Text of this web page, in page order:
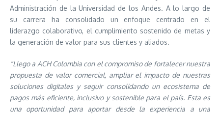
Administración de la Universidad de los Andes. A lo largo de
su carrera ha consolidado un enfoque centrado en el
liderazgo colaborativo, el cumplimiento sostenido de metas y
la generación de valor para sus clientes y aliados.
“Llego a ACH Colombia con el compromiso de fortalecer nuestra
propuesta de valor comercial, ampliar el impacto de nuestras
soluciones digitales y seguir consolidando un ecosistema de
pagos más eficiente, inclusivo y sostenible para el país. Esta es
una oportunidad para aportar desde la experiencia a una